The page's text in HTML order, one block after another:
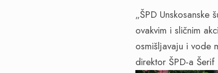
„ŠPD
ovakvim i sličnim
osmišljavaju i vode
direktor ŠPD-a Šerif